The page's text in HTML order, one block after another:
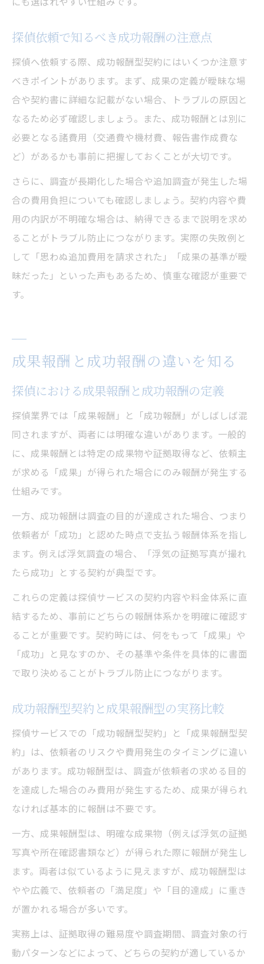
探偵依頼で知るべき成功報酬の注意点
探偵へ依頼する際、成功報酬型契約にはいくつか注意す
べきポイントがあります。まず、成果の定義が曖昧な場
合や契約書に詳細な記載がない場合、トラブルの原因と
なるため必ず確認しましょう。また、成功報酬とは別に
必要となる諸費用（交通費や機材費、報告書作成費な
ど）があるかも事前に把握しておくことが大切です。
さらに、調査が長期化した場合や追加調査が発生した場
合の費用負担についても確認しましょう。契約内容や費
用の内訳が不明確な場合は、納得できるまで説明を求め
ることがトラブル防止につながります。実際の失敗例と
して「思わぬ追加費用を請求された」「成果の基準が曖
昧だった」といった声もあるため、慎重な確認が重要で
す。
成果報酬と成功報酬の違いを知る
探偵における成果報酬と成功報酬の定義
探偵業界では「成果報酬」と「成功報酬」がしばしば混
同されますが、両者には明確な違いがあります。一般的
に、成果報酬とは特定の成果物や証拠取得など、依頼主
が求める「成果」が得られた場合にのみ報酬が発生する
仕組みです。
一方、成功報酬は調査の目的が達成された場合、つまり
依頼者が「成功」と認めた時点で支払う報酬体系を指し
ます。例えば浮気調査の場合、「浮気の証拠写真が撮れ
たら成功」とする契約が典型です。
これらの定義は探偵サービスの契約内容や料金体系に直
結するため、事前にどちらの報酬体系かを明確に確認す
ることが重要です。契約時には、何をもって「成果」や
「成功」と見なすのか、その基準や条件を具体的に書面
で取り決めることがトラブル防止につながります。
成功報酬型契約と成果報酬型の実務比較
探偵サービスでの「成功報酬型契約」と「成果報酬型契
約」は、依頼者のリスクや費用発生のタイミングに違い
があります。成功報酬型は、調査が依頼者の求める目的
を達成した場合のみ費用が発生するため、成果が得られ
なければ基本的に報酬は不要です。
一方、成果報酬型は、明確な成果物（例えば浮気の証拠
写真や所在確認書類など）が得られた際に報酬が発生し
ます。両者は似ているように見えますが、成功報酬型は
やや広義で、依頼者の「満足度」や「目的達成」に重き
が置かれる場合が多いです。
実務上は、証拠取得の難易度や調査期間、調査対象の行
動パターンなどによって、どちらの契約が適しているか